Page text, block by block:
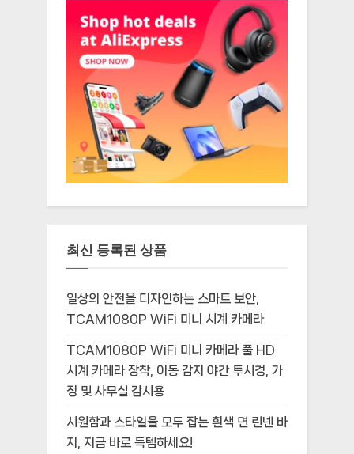
최신 등록된 상품
일상의 안전을 디자인하는 스마트 보안,
TCAM1080P WiFi 미니 시계 카메라
TCAM1080P WiFi 미니 카메라 풀 HD
시계 카메라 장착, 이동 감지 야간 투시경, 가
정 및 사무실 감시용
시원함과 스타일을 모두 잡는 흰색 면 린넨 바
지, 지금 바로 득템하세요!